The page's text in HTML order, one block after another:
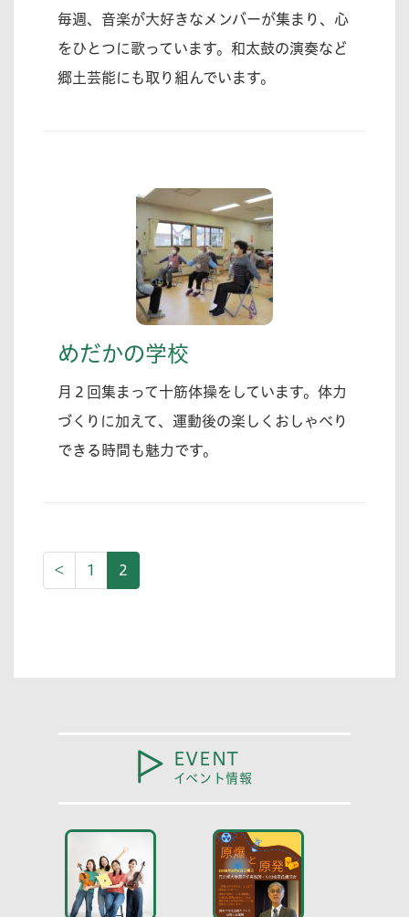
毎週、音楽が大好きなメンバーが集まり、心
をひとつに歌っています。和太鼓の演奏など
郷土芸能にも取り組んでいます。
めだかの学校
月２回集まって十筋体操をしています。体力
づくりに加えて、運動後の楽しくおしゃべり
できる時間も魅力です。
< 1 2
EVENT
イベント情報